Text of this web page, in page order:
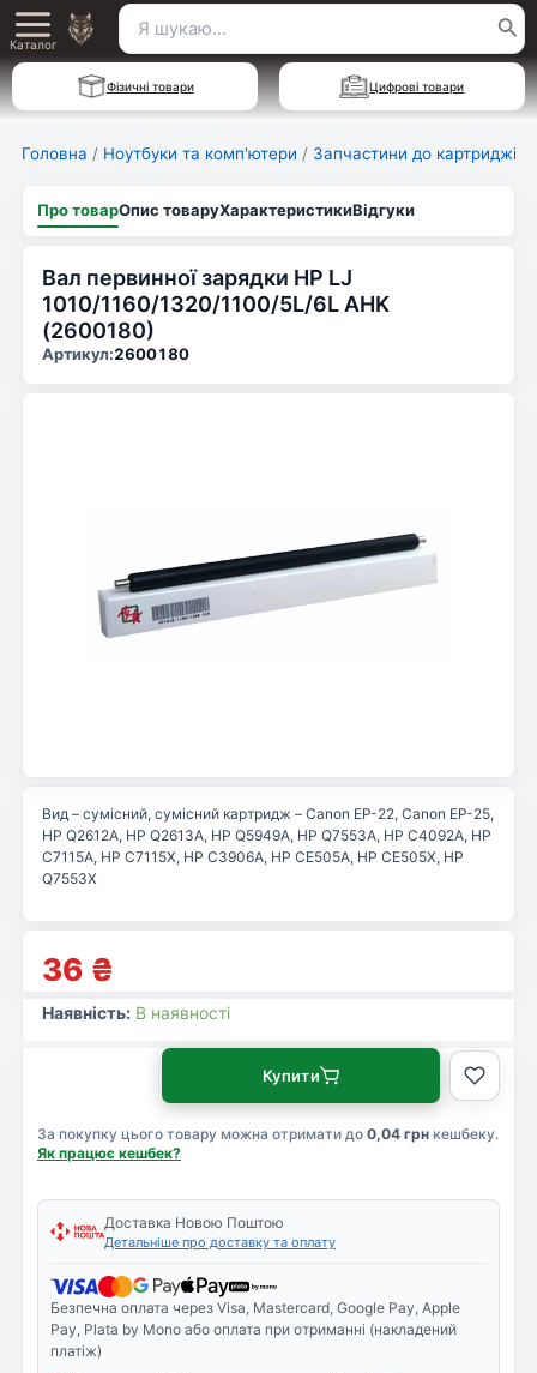
Перейти
до
вмісту
Main
Menu
Каталог
Пошук
для:
Фізичні товари Цифрові товари
Головна / Ноутбуки та комп'ютери / Запчастини до картриджів
Про товарОпис товаруХарактеристикиВідгуки
Вал первинної зарядки HP LJ
1010/1160/1320/1100/5L/6L AHK
(2600180)
Артикул:2600180
36 ₴
Вид – сумісний, сумісний картридж – Canon EP-22, Canon EP-25,
HP Q2612A, HP Q2613A, HP Q5949A, HP Q7553A, HP C4092A, HP
C7115A, HP C7115X, HP C3906A, HP CE505A, HP CE505X, HP
Q7553X
Наявність: В наявності
За покупку цього товару можна отримати до 0,04 грн кешбеку.
Як працює кешбек?
Купити
Доставка Новою Поштою
Детальніше про доставку та оплату
Безпечна оплата через Visa, Mastercard, Google Pay, Apple
Pay, Plata by Mono або оплата при отриманні (накладений
платіж)